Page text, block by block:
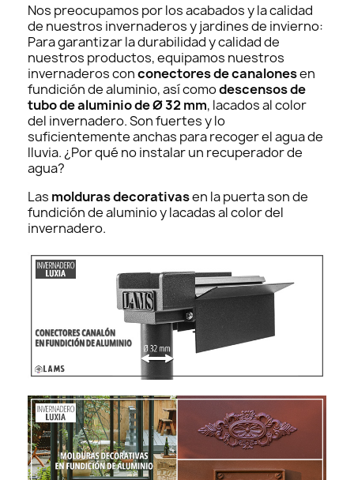
Nos preocupamos por los acabados y la calidad
de nuestros invernaderos y jardines de invierno:
Para garantizar la durabilidad y calidad de
nuestros productos, equipamos nuestros
invernaderos conconectores de canalonesen
fundición de aluminio, así comodescensos de
tubo de aluminio de Ø 32 mm, lacados al color
del invernadero. Son fuertes y lo
suficientemente anchas para recoger el agua de
lluvia. ¿Por qué no instalar un recuperador de
agua?
Las molduras decorativasen la puerta son de
fundición de aluminio y lacadas al color del
invernadero.